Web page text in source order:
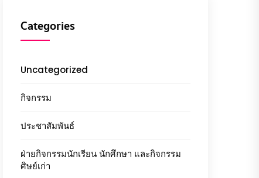
Categories
Uncategorized
กิจกรรม
ประชาสัมพันธ์
ฝ่ายกิจกรรมนักเรียน นักศึกษา และกิจกรรม
ศิษย์เก่า